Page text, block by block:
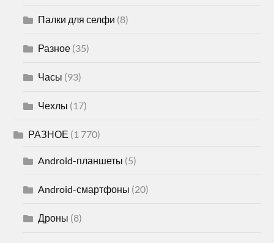
Палки для селфи (8)
Разное (35)
Часы (93)
Чехлы (17)
РАЗНОЕ (1 770)
Android-планшеты (5)
Android-смартфоны (20)
Дроны (8)